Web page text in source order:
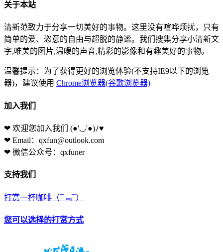
关于本站
清新范致力于分享一切美好的事物。这里没有喧哗烦扰，只有
简单的爱、恣意的自由与超脱的静谧。我们搜集分享小清新文
字,唯美的图片,温暖的声音,精彩的影像和有趣美好的事物。
温馨提示：为了获得更好的浏览体验(不支持IE9以下的浏览
器)，建议使用 Chrome浏览器(谷歌浏览器)
加入我们
❤ 欢迎您加入我们 (●'◡'●)ﾉ♥
❤ Email：qxfun@outlook.com
❤ 微信公众号：qxfuner
支持我们
打赏一杯咖啡 （¯﹃¯）
您可以选择的打赏方式